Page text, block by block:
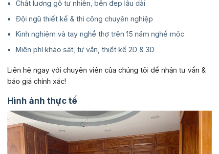
Chất lượng gỗ tự nhiên, bền đẹp lâu dài
Đội ngũ thiết kế & thi công chuyên nghiệp
Kinh nghiệm và tay nghề thợ trên 15 năm nghề mộc
Miễn phí khảo sát, tư vấn, thiết kế 2D & 3D
Liên hệ ngay với chuyên viên của chúng tôi để nhận tư vấn &
báo giá chính xác!
Hình ảnh thực tế